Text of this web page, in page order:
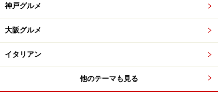
神戸グルメ
大阪グルメ
イタリアン
他のテーマも見る